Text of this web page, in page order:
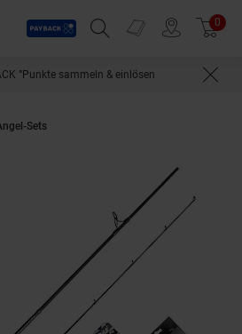
Payback
Suchfeld einblenden
Prospekte 0
°Punkte sammeln & einlösen
Sets